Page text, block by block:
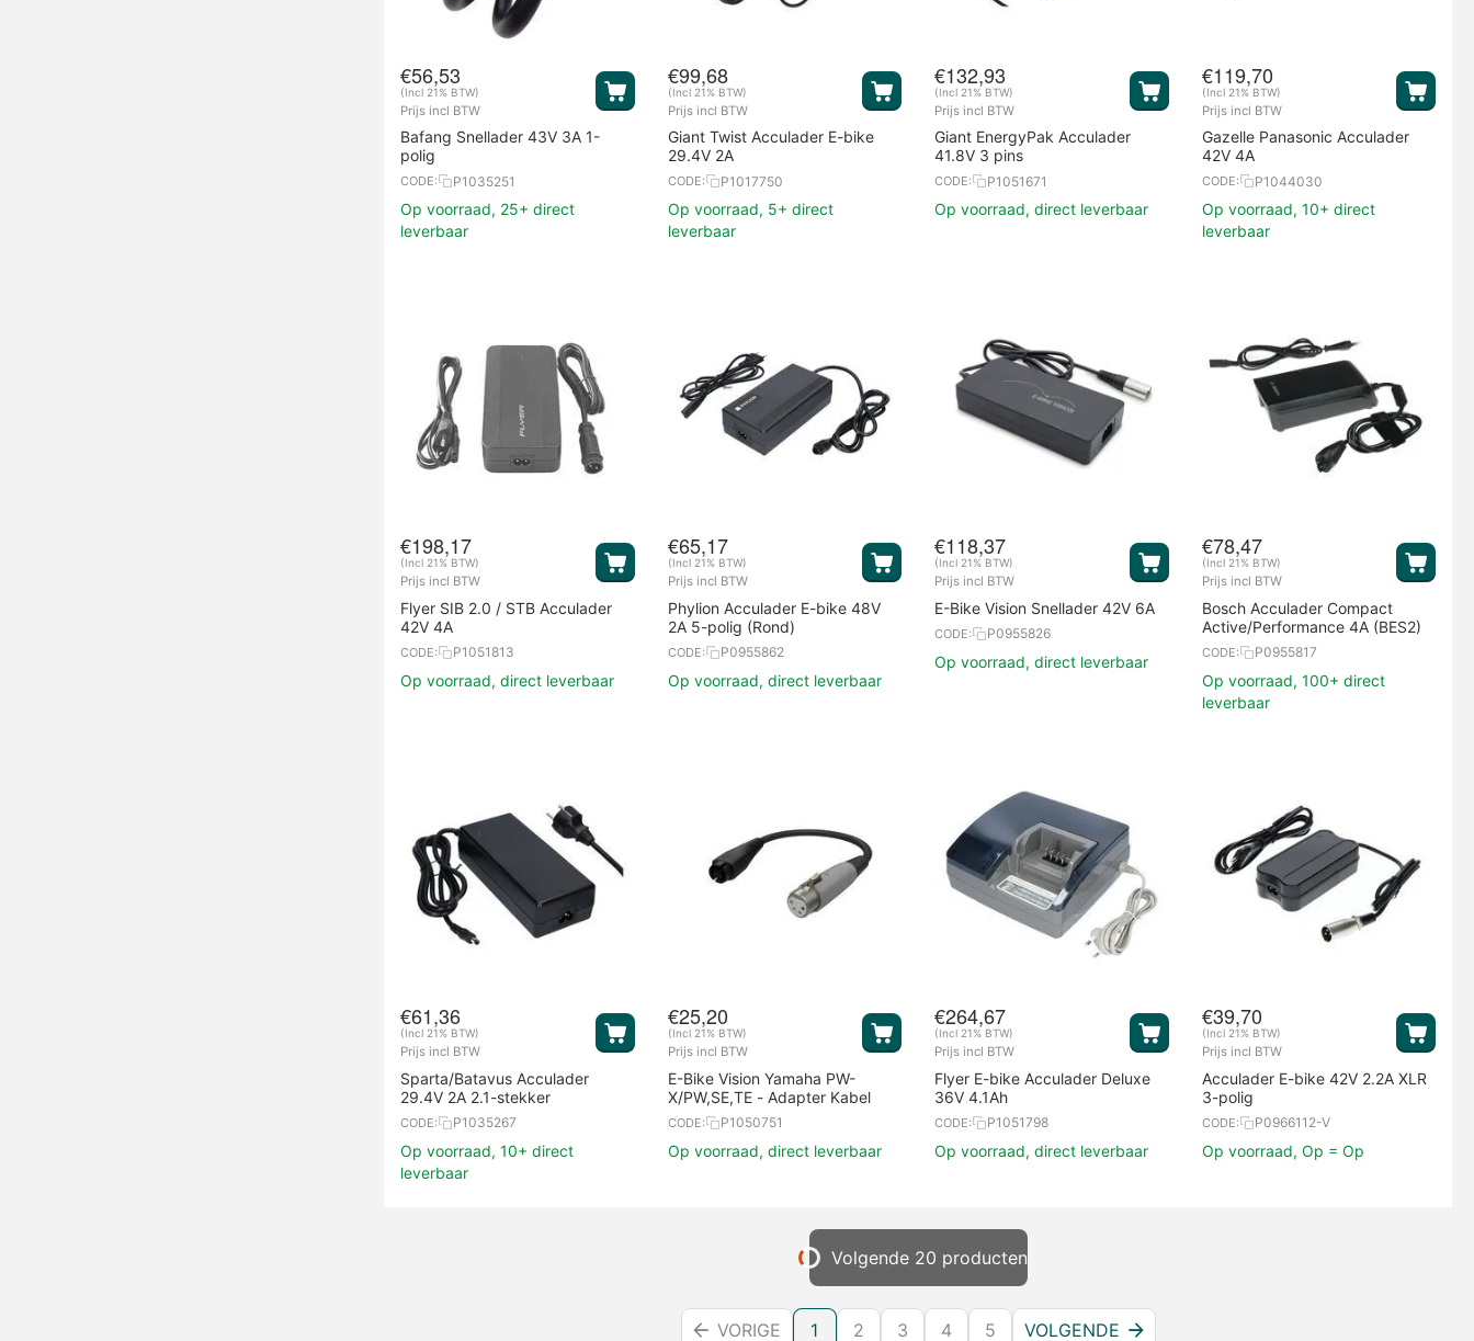
€56,53
(Incl 21% BTW)
Prijs incl BTW
Bafang Snellader 43V 3A 1-
polig
CODE: P1035251
Op voorraad, 25+ direct
leverbaar
€99,68
(Incl 21% BTW)
Prijs incl BTW
Giant Twist Acculader E-bike
29.4V 2A
CODE: P1017750
Op voorraad, 5+ direct
leverbaar
€132,93
(Incl 21% BTW)
Prijs incl BTW
Giant EnergyPak Acculader
41.8V 3 pins
CODE: P1051671
Op voorraad, direct leverbaar
€119,70
(Incl 21% BTW)
Prijs incl BTW
Gazelle Panasonic Acculader
42V 4A
CODE: P1044030
Op voorraad, 10+ direct
leverbaar
€198,17
(Incl 21% BTW)
Prijs incl BTW
Flyer SIB 2.0 / STB Acculader
42V 4A
CODE: P1051813
Op voorraad, direct leverbaar
€65,17
(Incl 21% BTW)
Prijs incl BTW
Phylion Acculader E-bike 48V
2A 5-polig (Rond)
CODE: P0955862
Op voorraad, direct leverbaar
€118,37
(Incl 21% BTW)
Prijs incl BTW
E-Bike Vision Snellader 42V 6A
CODE: P0955826
Op voorraad, direct leverbaar
€78,47
(Incl 21% BTW)
Prijs incl BTW
Bosch Acculader Compact
Active/Performance 4A (BES2)
CODE: P0955817
Op voorraad, 100+ direct
leverbaar
€61,36
(Incl 21% BTW)
Prijs incl BTW
Sparta/Batavus Acculader
29.4V 2A 2.1-stekker
CODE: P1035267
Op voorraad, 10+ direct
leverbaar
€25,20
(Incl 21% BTW)
Prijs incl BTW
E-Bike Vision Yamaha PW-
X/PW,SE,TE - Adapter Kabel
CODE: P1050751
Op voorraad, direct leverbaar
€264,67
(Incl 21% BTW)
Prijs incl BTW
Flyer E-bike Acculader Deluxe
36V 4.1Ah
CODE: P1051798
Op voorraad, direct leverbaar
€39,70
(Incl 21% BTW)
Prijs incl BTW
Acculader E-bike 42V 2.2A XLR
3-polig
CODE: P0966112-V
Op voorraad, Op = Op
Volgende 20 producten
VORIGE 1 2 3 4 5 VOLGENDE